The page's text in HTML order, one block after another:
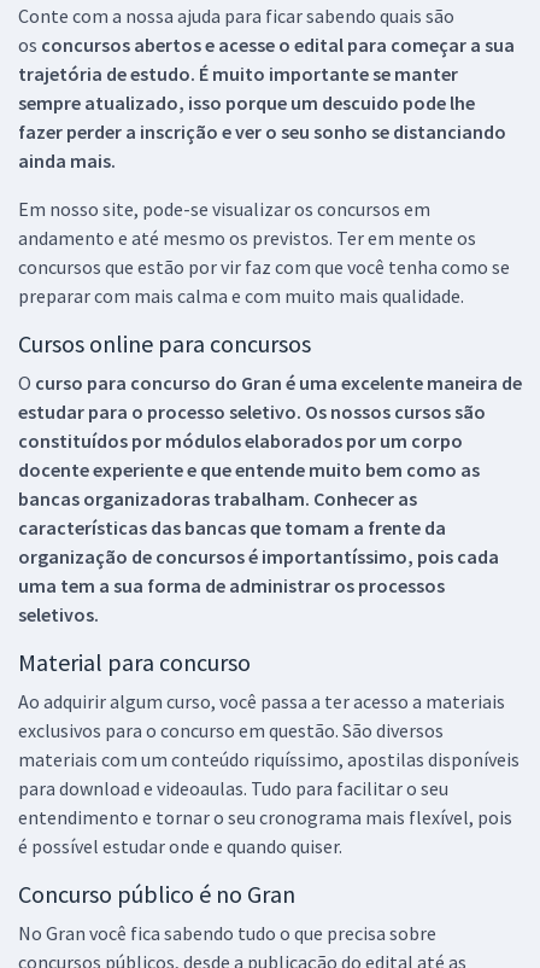
Conte com a nossa ajuda para ficar sabendo quais são
os concursos abertos e acesse o edital para começar a sua
trajetória de estudo. É muito importante se manter
sempre atualizado, isso porque um descuido pode lhe
fazer perder a inscrição e ver o seu sonho se distanciando
ainda mais.
Em nosso site, pode-se visualizar os concursos em
andamento e até mesmo os previstos. Ter em mente os
concursos que estão por vir faz com que você tenha como se
preparar com mais calma e com muito mais qualidade.
Cursos online para concursos
O curso para concurso do Gran é uma excelente maneira de
estudar para o processo seletivo. Os nossos cursos são
constituídos por módulos elaborados por um corpo
docente experiente e que entende muito bem como as
bancas organizadoras trabalham. Conhecer as
características das bancas que tomam a frente da
organização de concursos é importantíssimo, pois cada
uma tem a sua forma de administrar os processos
seletivos.
Material para concurso
Ao adquirir algum curso, você passa a ter acesso a materiais
exclusivos para o concurso em questão. São diversos
materiais com um conteúdo riquíssimo, apostilas disponíveis
para download e videoaulas. Tudo para facilitar o seu
entendimento e tornar o seu cronograma mais flexível, pois
é possível estudar onde e quando quiser.
Concurso público é no Gran
No Gran você fica sabendo tudo o que precisa sobre
concursos públicos, desde a publicação do edital até as